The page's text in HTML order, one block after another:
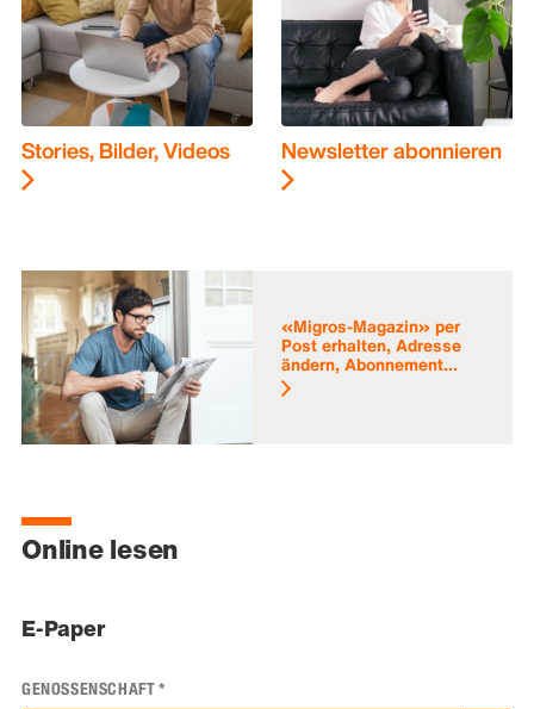
Stories, Bilder, Videos Newsletter abonnieren
«Migros-Magazin» per
Post erhalten, Adresse
ändern, Abonnement...
Online lesen
E-Paper
GENOSSENSCHAFT*